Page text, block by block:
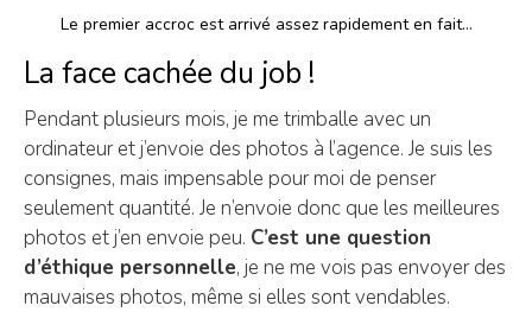
Le premier accroc est arrivé assez rapidement en fait…
La face cachée du job !
Pendant plusieurs mois, je me trimballe avec un
ordinateur et j’envoie des photos à l’agence. Je suis les
consignes, mais impensable pour moi de penser
seulement quantité. Je n’envoie donc que les meilleures
photos et j’en envoie peu. C’est une question
d’éthique personnelle, je ne me vois pas envoyer des
mauvaises photos, même si elles sont vendables.